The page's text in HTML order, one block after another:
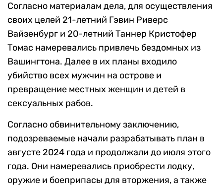
Согласно материалам дела, для осуществления
своих целей 21-летний Гэвин Риверс
Вайзенбург и 20-летний Таннер Кристофер
Томас намеревались привлечь бездомных из
Вашингтона. Далее в их планы входило
убийство всех мужчин на острове и
превращение местных женщин и детей в
сексуальных рабов.
Согласно обвинительному заключению,
подозреваемые начали разрабатывать план в
августе 2024 года и продолжали до июля этого
года. Они намеревались приобрести лодку,
оружие и боеприпасы для вторжения, а также